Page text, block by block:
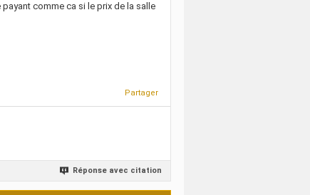
comme ca si le prix de la salle
Partager
Réponse avec citation